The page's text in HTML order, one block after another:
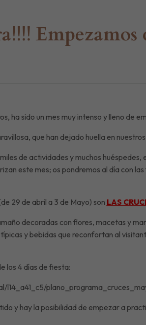
ha sido un mes muy intenso y lleno de
que han dejado huella en
de actividades y muchos
este mes; os pondremos al día con
29 de abril a 3 de Mayo) son LAS
decoradas con flores, macetas y
y bebidas que reconfortan al
los 4 días de fiesta:
y hay la posibilidad de empezar a
pierdas nada.»